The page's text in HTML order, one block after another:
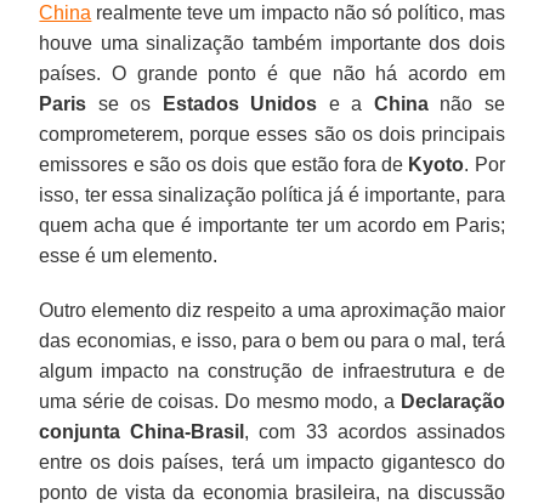
China realmente teve um impacto não só político, mas
houve uma sinalização também importante dos dois
países. O grande ponto é que não há acordo em
Paris se os Estados Unidos e a Chinanão se
comprometerem, porque esses são os dois principais
emissores e são os dois que estão fora de Kyoto. Por
isso, ter essa sinalização política já é importante, para
quem acha que é importante ter um acordo em Paris;
esse é um elemento.
Outro elemento diz respeito a uma aproximação maior
das economias, e isso, para o bem ou para o mal, terá
algum impacto na construção de infraestrutura e de
uma série de coisas. Do mesmo modo, a Declaração
conjunta China-Brasil , com 33 acordos assinados
entre os dois países, terá um impacto gigantesco do
ponto de vista da economia brasileira, na discussão